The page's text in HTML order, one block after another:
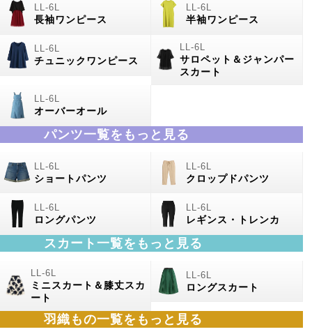
長袖ワンピース 半袖ワンピース
チュニックワンピース
サロペット＆ジャンパー
スカート
オーバーオール
パンツ一覧をもっと見る
ショートパンツ クロップドパンツ
ロングパンツ レギンス・トレンカ
スカート一覧をもっと見る
ミニスカート＆膝丈スカ
ート
ロングスカート
羽織もの一覧をもっと見る